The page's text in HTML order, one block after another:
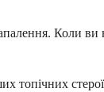
Коли
топічних